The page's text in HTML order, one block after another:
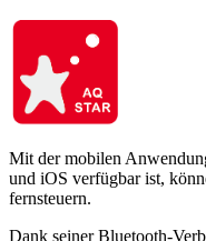
Mit der mobilen
und iOS verfügbar ist,
fernsteuern.
Dank seiner Bluetooth-